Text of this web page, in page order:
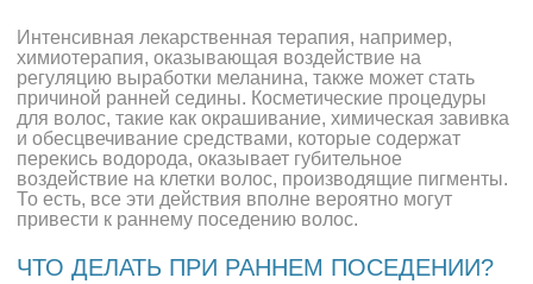
Интенсивная лекарственная терапия, например,
химиотерапия, оказывающая воздействие на
регуляцию выработки меланина, также может стать
причиной ранней седины. Косметические процедуры
для волос, такие как окрашивание, химическая завивка
и обесцвечивание средствами, которые содержат
перекись водорода, оказывает губительное
воздействие на клетки волос, производящие пигменты.
То есть, все эти действия вполне вероятно могут
привести к раннему поседению волос.
ЧТО ДЕЛАТЬ ПРИ РАННЕМ ПОСЕДЕНИИ?